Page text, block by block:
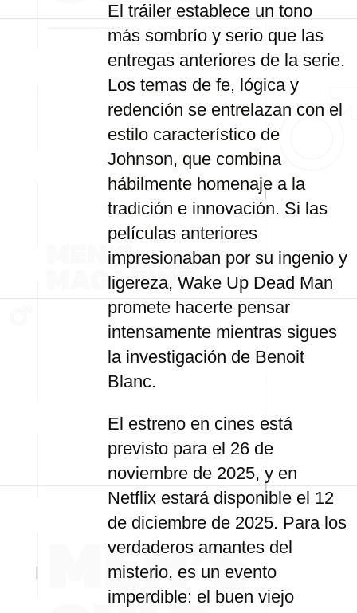
El tráiler establece un tono
más sombrío y serio que las
entregas anteriores de la serie.
Los temas de fe, lógica y
redención se entrelazan con el
estilo característico de
Johnson, que combina
hábilmente homenaje a la
tradición e innovación. Si las
películas anteriores
impresionaban por su ingenio y
ligereza, Wake Up Dead Man
promete hacerte pensar
intensamente mientras sigues
la investigación de Benoit
Blanc.
El estreno en cines está
previsto para el 26 de
noviembre de 2025, y en
Netflix estará disponible el 12
de diciembre de 2025. Para los
verdaderos amantes del
misterio, es un evento
imperdible: el buen viejo